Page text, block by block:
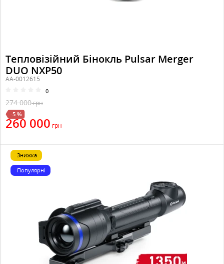
Тепловізійний Бінокль Pulsar Merger
DUO NXP50
AA-0012615
0
274 000грн
-5 %
260 000 грн
Знижка
Популярні